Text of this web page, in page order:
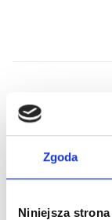
Zgoda
Niniejsza